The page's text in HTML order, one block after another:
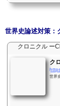
世界史論述対策：
クロニクル ー
ク
世界